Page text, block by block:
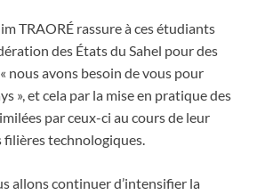
TRAORÉ rassure à ces étudiants
des États du Sahel pour des
nous avons besoin de vous pour
», et cela par la mise en pratique des
par ceux-ci au cours de leur
technologiques.
allons continuer d’intensifier la